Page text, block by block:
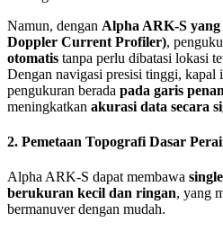
Namun, dengan Alpha ARK-S
Doppler Current Profiler),
otomatis tanpa perlu dibatasi lokasi
Dengan navigasi presisi tinggi, kapal
pengukuran berada pada garis
meningkatkan akurasi data secara
2. Pemetaan Topografi Dasar
Alpha ARK-S dapat membawa
berukuran kecil dan ringan, yang
bermanuver dengan mudah.